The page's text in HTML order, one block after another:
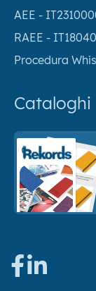
AEE -
RAEE -
Procedura
Cataloghi